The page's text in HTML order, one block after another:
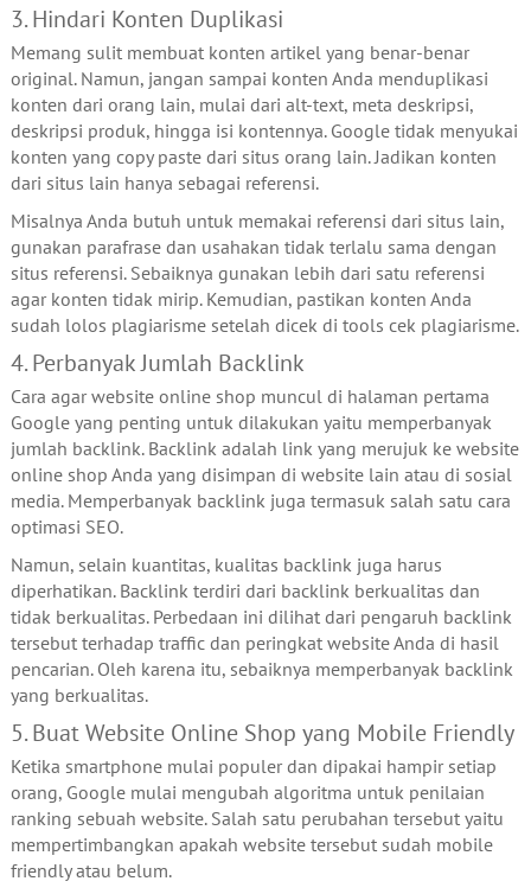
3. Hindari Konten Duplikasi
Memang sulit membuat konten artikel yang benar-benar
original. Namun, jangan sampai konten Anda menduplikasi
konten dari orang lain, mulai dari alt-text, meta deskripsi,
deskripsi produk, hingga isi kontennya. Google tidak menyukai
konten yang copy paste dari situs orang lain. Jadikan konten
dari situs lain hanya sebagai referensi.
Misalnya Anda butuh untuk memakai referensi dari situs lain,
gunakan parafrase dan usahakan tidak terlalu sama dengan
situs referensi. Sebaiknya gunakan lebih dari satu referensi
agar konten tidak mirip. Kemudian, pastikan konten Anda
sudah lolos plagiarisme setelah dicek di tools cek plagiarisme.
4. Perbanyak Jumlah Backlink
Cara agar website online shop muncul di halaman pertama
Google yang penting untuk dilakukan yaitu memperbanyak
jumlah backlink. Backlink adalah link yang merujuk ke website
online shop Anda yang disimpan di website lain atau di sosial
media. Memperbanyak backlink juga termasuk salah satu cara
optimasi SEO.
Namun, selain kuantitas, kualitas backlink juga harus
diperhatikan. Backlink terdiri dari backlink berkualitas dan
tidak berkualitas. Perbedaan ini dilihat dari pengaruh backlink
tersebut terhadap traffic dan peringkat website Anda di hasil
pencarian. Oleh karena itu, sebaiknya memperbanyak backlink
yang berkualitas.
5. Buat Website Online Shop yang Mobile Friendly
Ketika smartphone mulai populer dan dipakai hampir setiap
orang, Google mulai mengubah algoritma untuk penilaian
ranking sebuah website. Salah satu perubahan tersebut yaitu
mempertimbangkan apakah website tersebut sudah mobile
friendly atau belum.